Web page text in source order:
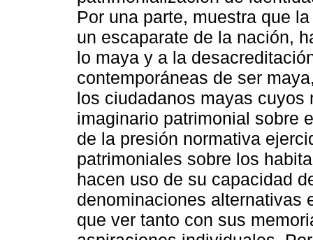
Por una parte, muestra que
un escaparate de la nación,
lo maya y a la
contemporáneas de ser
los ciudadanos mayas
imaginario patrimonial sobre
de la presión normativa
patrimoniales sobre los
hacen uso de su capacidad
denominaciones alternativas
que ver tanto con sus